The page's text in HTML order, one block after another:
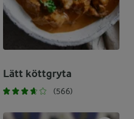
Lätt köttgryta
(566)